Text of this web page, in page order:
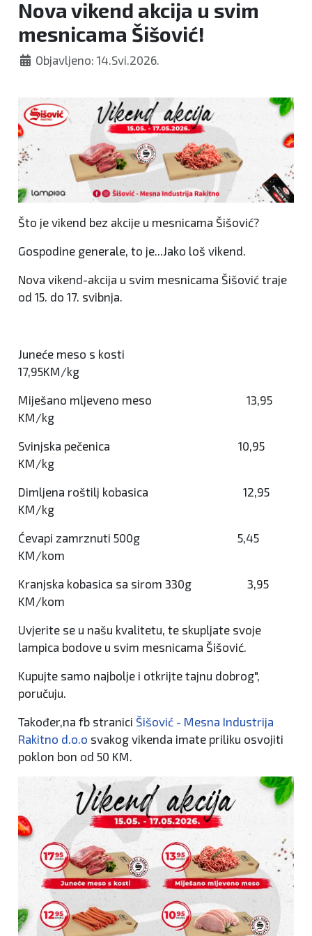
Nova vikend akcija u svim
mesnicama Šišović!
Objavljeno: 14.Svi.2026.
Što je vikend bez akcije u mesnicama Šišović?
Gospodine generale, to je...Jako loš vikend.
Nova vikend-akcija u svim mesnicama Šišović traje
od 15. do 17. svibnja.
Juneće meso s kosti
17,95KM/kg
Miješano mljeveno meso 13,95
KM/kg
Svinjska pečenica 10,95
KM/kg
Dimljena roštilj kobasica 12,95
KM/kg
Ćevapi zamrznuti 500g 5,45
KM/kom
Kranjska kobasica sa sirom 330g 3,95
KM/kom
Uvjerite se u našu kvalitetu, te skupljate svoje
lampica bodove u svim mesnicama Šišović.
Kupujte samo najbolje i otkrijte tajnu dobrog",
poručuju.
Također,na fb stranici Šišović - Mesna Industrija
Rakitno d.o.o svakog vikenda imate priliku osvojiti
poklon bon od 50 KM.